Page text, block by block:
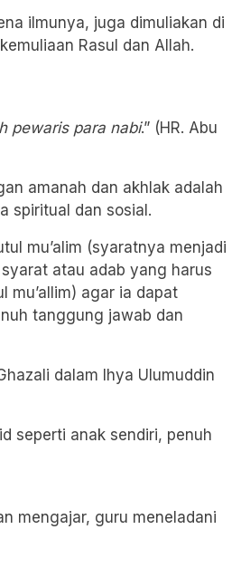
ilmunya, juga dimuliakan di
Rasul dan Allah.
pewaris para nabi.” (HR. Abu
amanah dan akhlak adalah
spiritual dan sosial.
mu’alim (syaratnya menjadi
atau adab yang harus
mu’allim) agar ia dapat
tanggung jawab dan
dalam Ihya Ulumuddin
seperti anak sendiri, penuh
mengajar, guru meneladani